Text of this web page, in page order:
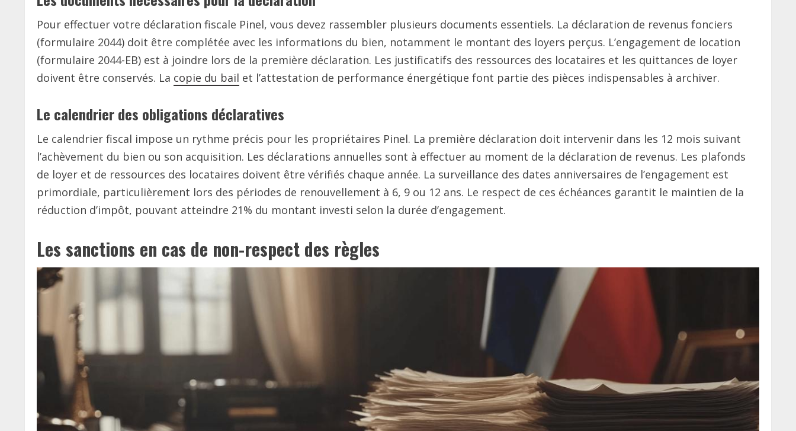
Pour effectuer votre déclaration fiscale Pinel, vous devez rassembler plusieurs documents essentiels. La déclaration de revenus fonciers
(formulaire 2044) doit être complétée avec les informations du bien, notamment le montant des loyers perçus. L’engagement de location
(formulaire 2044-EB) est à joindre lors de la première déclaration. Les justificatifs des ressources des locataires et les quittances de loyer
doivent être conservés. La copie du bail et l’attestation de performance énergétique font partie des pièces indispensables à archiver.
Le calendrier des obligations déclaratives
Le calendrier fiscal impose un rythme précis pour les propriétaires Pinel. La première déclaration doit intervenir dans les 12 mois suivant
l’achèvement du bien ou son acquisition. Les déclarations annuelles sont à effectuer au moment de la déclaration de revenus. Les plafonds
de loyer et de ressources des locataires doivent être vérifiés chaque année. La surveillance des dates anniversaires de l’engagement est
primordiale, particulièrement lors des périodes de renouvellement à 6, 9 ou 12 ans. Le respect de ces échéances garantit le maintien de la
réduction d’impôt, pouvant atteindre 21% du montant investi selon la durée d’engagement.
Les sanctions en cas de non-respect des règles